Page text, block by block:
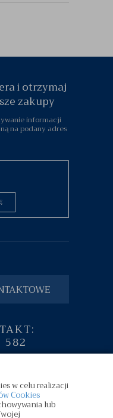
w celu realizacji
Cookies
lub
i otrzymaj
zakupy
informacji
na podany adres
582